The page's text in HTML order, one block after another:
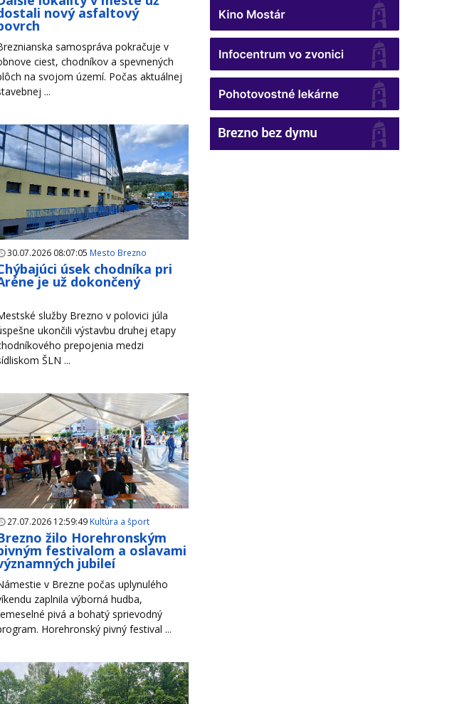
nový asfaltový
samospráva pokračuje v
ciest, chodníkov a spevnených
na svojom území. Počas aktuálnej
...
30.07.2026 08:07:05 Mesto Brezno
úsek chodníka pri
je už dokončený
služby Brezno v polovici júla
ukončili výstavbu druhej etapy
prepojenia medzi
ŠLN ...
27.07.2026 12:59:49 Kultúra a šport
žilo Horehronským
festivalom a oslavami
jubileí
v Brezne počas uplynulého
zaplnila výborná hudba,
pivá a bohatý sprievodný
Horehronský pivný festival ...